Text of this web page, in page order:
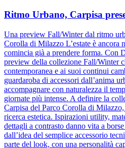
Ritmo Urbano, Carpisa
Una preview Fall/Winter dal ritmo
Corolla di Milazzo L’estate è ancora
comincia già a prendere forma. Con
preview della collezione Fall/Winter
contemporanea e ai suoi continui
guardaroba di accessori dall’anima
accompagnare con naturalezza il
giornate più intense. A definire la
Carpisa del Parco Corolla di
ricerca estetica. Ispirazioni utility,
dettagli a contrasto danno vita a
dall’idea del semplice accessorio
parte del look, con una personalità